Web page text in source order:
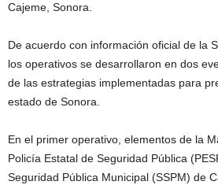
Cajeme, Sonora.
De acuerdo con información oficial de la
los operativos se desarrollaron en dos
de las estrategias implementadas para
estado de Sonora.
En el primer operativo, elementos de la
Policía Estatal de Seguridad Pública
Seguridad Pública Municipal (SSPM) de